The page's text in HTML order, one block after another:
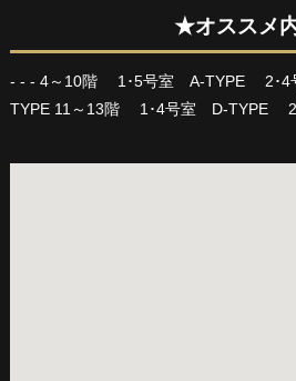
★オススメ
- - - 4～10階 1･5号室 A-TYPE 2･
TYPE 11～13階 1･4号室 D-TYPE